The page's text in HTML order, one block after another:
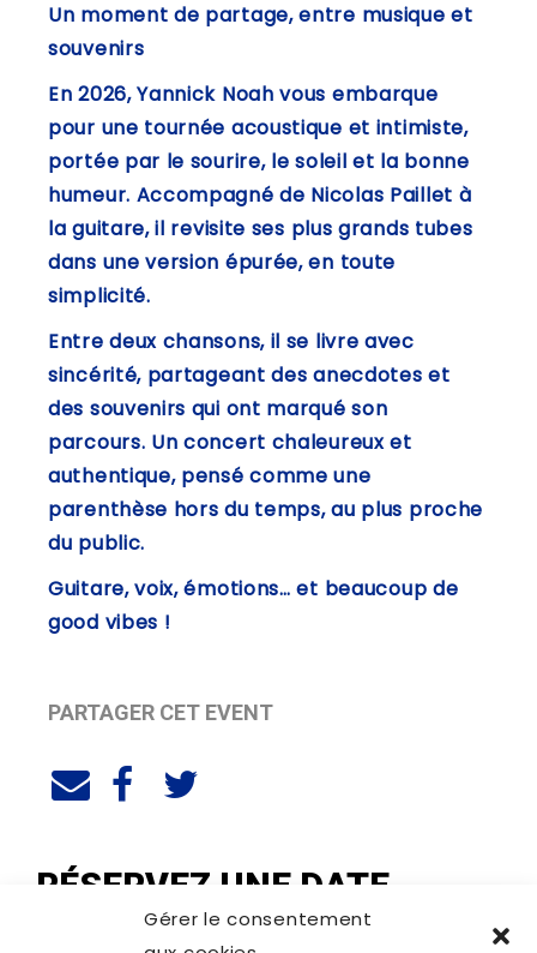
Gérer le consentement
Un moment de partage, entre musique et
souvenirs
En 2026, Yannick Noah vous embarque
pour une tournée acoustique et intimiste,
portée par le sourire, le soleil et la bonne
humeur. Accompagné de Nicolas Paillet à
la guitare, il revisite ses plus grands tubes
dans une version épurée, en toute
simplicité.
Entre deux chansons, il se livre avec
sincérité, partageant des anecdotes et
des souvenirs qui ont marqué son
parcours. Un concert chaleureux et
authentique, pensé comme une
parenthèse hors du temps, au plus proche
du public.
Guitare, voix, émotions… et beaucoup de
good vibes !
PARTAGER CET EVENT
RÉSERVEZ UNE DATE